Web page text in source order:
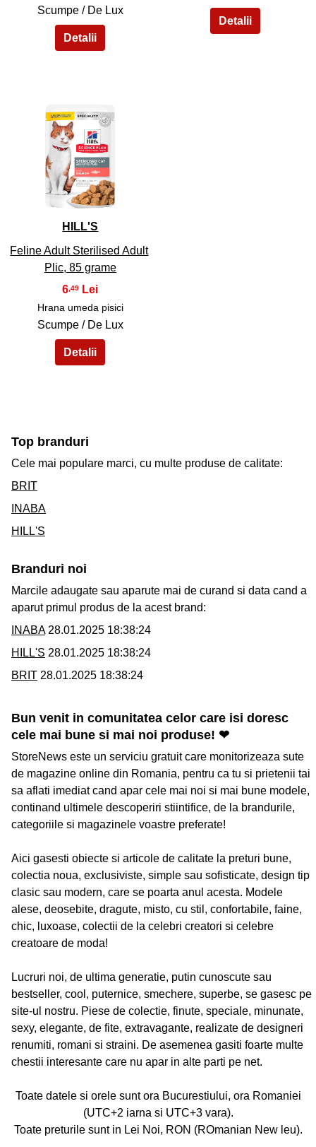
Scumpe / De Lux
45
HILL'S
Feline Adult Sterilised Adult
Plic, 85 grame
6 ,49
Hrana umeda pisici
Scumpe / De Lux
Top branduri
Cele mai populare marci, cu multe produse de calitate:
BRIT
INABA
HILL'S
Branduri noi
Marcile adaugate sau aparute mai de curand si data cand a
aparut primul produs de la acest brand:
INABA28.01.2025 18:38:24
HILL'S 28.01.2025 18:38:24
BRIT 28.01.2025 18:38:24
Bun venit in comunitatea celor care isi doresc
cele mai bune si mai noi produse! ❤
StoreNews este un serviciu gratuit care monitorizeaza sute
de magazine online din Romania, pentru ca tu si prietenii tai
sa aflati imediat cand apar cele mai noi si mai bune modele,
continand ultimele descoperiri stiintifice, de la brandurile,
categoriile si magazinele voastre preferate!
Aici gasesti obiecte si articole de calitate la preturi bune,
colectia noua, exclusiviste, simple sau sofisticate, design tip
clasic sau modern, care se poarta anul acesta. Modele
alese, deosebite, dragute, misto, cu stil, confortabile, faine,
chic, luxoase, colectii de la celebri creatori si celebre
creatoare de moda!
Lucruri noi, de ultima generatie, putin cunoscute sau
bestseller, cool, puternice, smechere, superbe, se gasesc pe
site-ul nostru. Piese de colectie, finute, speciale, minunate,
sexy, elegante, de fite, extravagante, realizate de designeri
renumiti, romani si straini. De asemenea gasiti foarte multe
chestii interesante care nu apar in alte parti pe net.
Toate datele si orele sunt ora Bucurestiului, ora Romaniei
(UTC+2 iarna si UTC+3 vara).
Toate preturile sunt in Lei Noi, RON (ROmanian New leu).